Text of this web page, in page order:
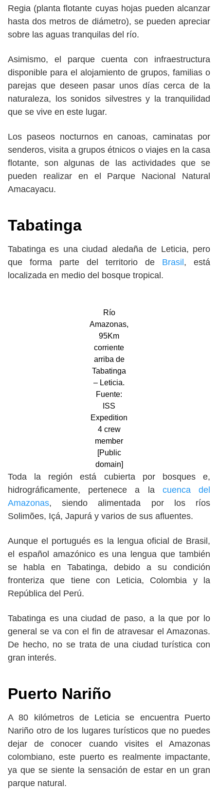
Regia (planta flotante cuyas hojas pueden alcanzar
hasta dos metros de diámetro), se pueden apreciar
sobre las aguas tranquilas del río.
Asimismo, el parque cuenta con infraestructura
disponible para el alojamiento de grupos, familias o
parejas que deseen pasar unos días cerca de la
naturaleza, los sonidos silvestres y la tranquilidad
que se vive en este lugar.
Los paseos nocturnos en canoas, caminatas por
senderos, visita a grupos étnicos o viajes en la casa
flotante, son algunas de las actividades que se
pueden realizar en el Parque Nacional Natural
Amacayacu.
Tabatinga
Tabatinga es una ciudad aledaña de Leticia, pero
que forma parte del territorio de Brasil , está
localizada en medio del bosque tropical.
Río
Amazonas,
95Km
corriente
arriba de
Tabatinga
– Leticia.
Fuente:
ISS
Expedition
4 crew
member
[Public
domain]
Toda la región está cubierta por bosques e,
hidrográficamente, pertenece a la cuenca del
Amazonas, siendo alimentada por los ríos
Solimões, Içá, Japurá y varios de sus afluentes.
Aunque el portugués es la lengua oficial de Brasil,
el español amazónico es una lengua que también
se habla en Tabatinga, debido a su condición
fronteriza que tiene con Leticia, Colombia y la
República del Perú.
Tabatinga es una ciudad de paso, a la que por lo
general se va con el fin de atravesar el Amazonas.
De hecho, no se trata de una ciudad turística con
gran interés.
Puerto Nariño
A 80 kilómetros de Leticia se encuentra Puerto
Nariño otro de los lugares turísticos que no puedes
dejar de conocer cuando visites el Amazonas
colombiano, este puerto es realmente impactante,
ya que se siente la sensación de estar en un gran
parque natural.